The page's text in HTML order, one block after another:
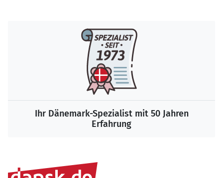
Ihr Dänemark-Spezialist mit 50 Jahren
Erfahrung